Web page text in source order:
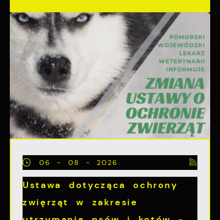
06 - 08 - 2026
Ustawa dotycząca ochrony
zwięrząt w zakresie